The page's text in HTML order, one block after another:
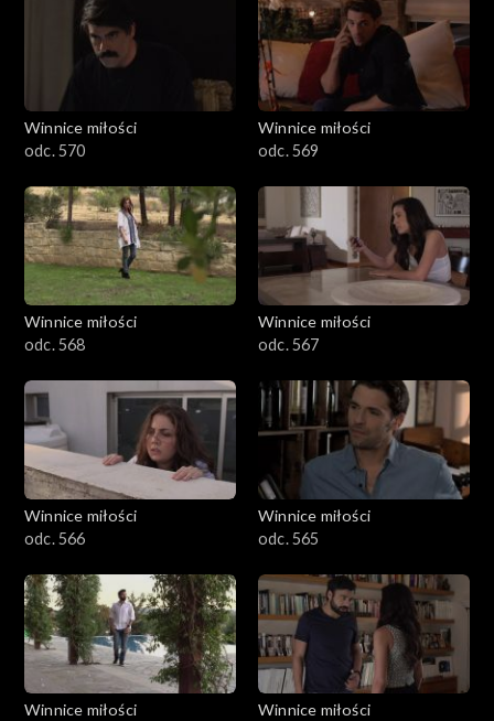
Winnice miłości
odc. 570
Winnice miłości
odc. 569
Winnice miłości
odc. 568
Winnice miłości
odc. 567
Winnice miłości
odc. 566
Winnice miłości
odc. 565
Winnice miłości
Winnice miłości